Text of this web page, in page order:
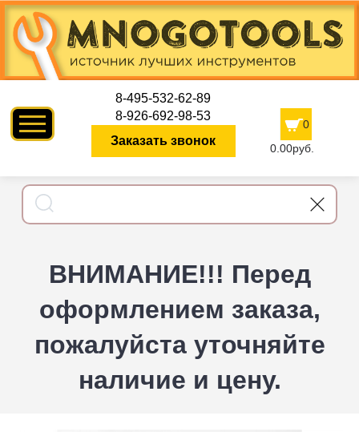
8-495-532-62-89
8-926-692-98-53
Заказать звонок
0
0.00руб.
ВНИМАНИЕ!!! Перед
оформлением заказа,
пожалуйста уточняйте
наличие и цену.